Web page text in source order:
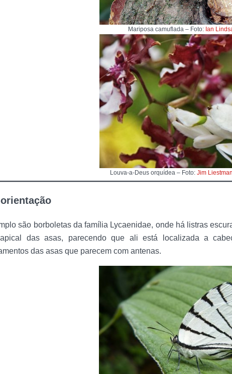
Mariposa camuflada – Foto: Ian
Louva-a-Deus orquídea – Foto: Jim Liestman
são borboletas da família Lycaenidae, onde há listras
das asas, parecendo que ali está localizada a
das asas que parecem com antenas.